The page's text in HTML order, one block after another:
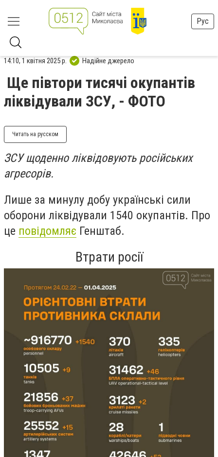
Рус
14:10, 1 квітня 2025 р. Надійне джерело
Ще півтори тисячі окупантів
ліквідували ЗСУ, - ФОТО
Читать на русском
ЗСУ щоденно ліквідовують російських
агресорів.
Лише за минулу добу українські сили
оборони ліквідували 1540 окупантів. Про
це повідомляє Генштаб.
Втрати росії